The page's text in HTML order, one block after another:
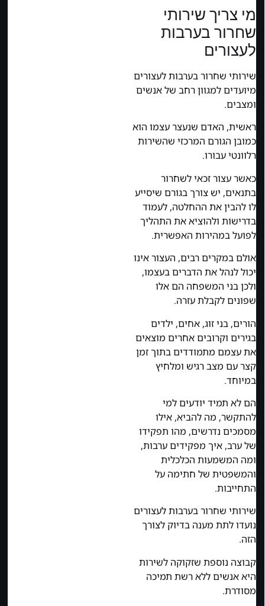
מי צריך שירותי
שחרור בערבות
לעצורים
שירותי שחרור בערבות לעצורים
מיועדים למגוון רחב של אנשים
ומצבים.
ראשית, האדם שנעצר עצמו הוא
כמובן הגורם המרכזי שהשירות
רלוונטי עבורו.
כאשר עצור זכאי לשחרור
בתנאים, יש צורך בגורם שיסייע
לו להבין את ההחלטה, לעמוד
בדרישות ולהוציא את התהליך
לפועל במהירות האפשרית.
אולם במקרים רבים, העצור אינו
יכול לנהל את הדברים בעצמו,
ולכן בני המשפחה הם אלו
שפונים לקבלת עזרה.
הורים, בני זוג, אחים, ילדים
בגירים וקרובים אחרים מוצאים
את עצמם מתמודדים בתוך זמן
קצר עם מצב רגיש ומלחיץ
במיוחד.
הם לא תמיד יודעים למי
להתקשר, מה להביא, אילו
מסמכים נדרשים, מהו תפקידו
של ערב, איך מפקידים ערבות,
ומה המשמעות הכלכלית
והמשפטית של חתימה על
התחייבות.
שירותי שחרור בערבות לעצורים
נועדו לתת מענה בדיוק לצורך
הזה.
קבוצה נוספת שזקוקה לשירות
היא אנשים ללא רשת תמיכה
מסודרת.